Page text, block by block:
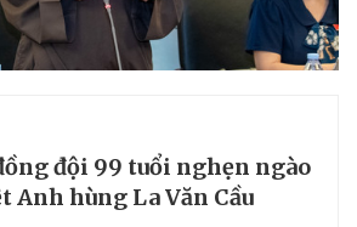
đội 99 tuổi nghẹn ngào
Anh hùng La Văn Cầu